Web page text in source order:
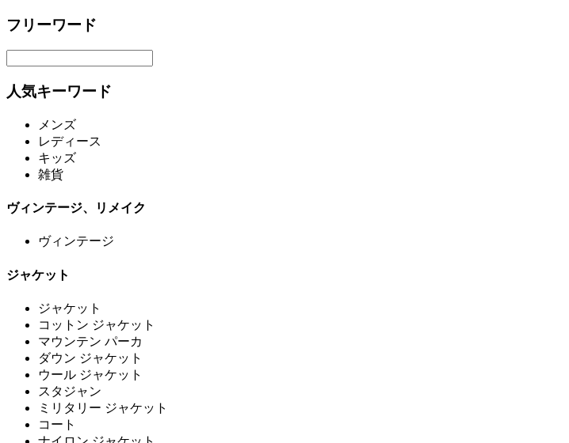
フリーワード
人気キーワード
メンズ
レディース
キッズ
雑貨
ヴィンテージ、リメイク
ヴィンテージ
ジャケット
ジャケット
コットン ジャケット
マウンテン パーカ
ダウン ジャケット
ウール ジャケット
スタジャン
ミリタリー ジャケット
コート